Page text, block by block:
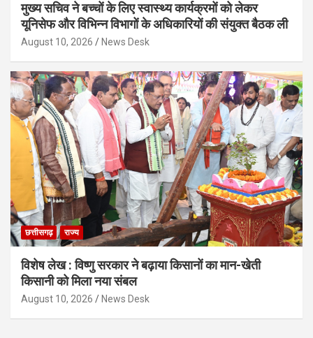
मुख्य सचिव ने बच्चों के लिए स्वास्थ्य कार्यक्रमों को लेकर
यूनिसेफ और विभिन्न विभागों के अधिकारियों की संयुक्त बैठक ली
August 10, 2026 News Desk
छत्तीसगढ़ राज्य
विशेष लेख : विष्णु सरकार ने बढ़ाया किसानों का मान-खेती
किसानी को मिला नया संबल
August 10, 2026 News Desk